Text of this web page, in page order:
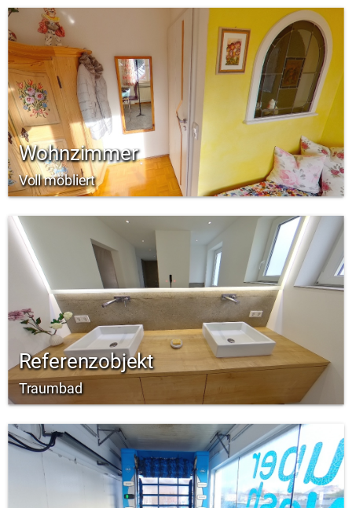
Wohnzimmer
Voll möbliert
Referenzobjekt
Traumbad